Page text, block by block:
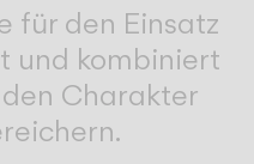
für den Einsatz
und kombiniert
Charakter